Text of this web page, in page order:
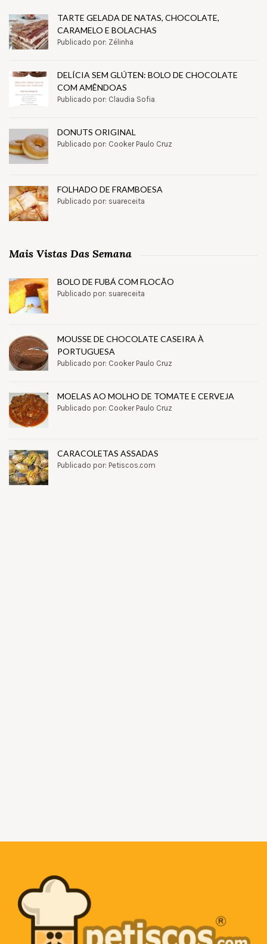
TARTE GELADA DE NATAS, CHOCOLATE,
CARAMELO E BOLACHAS
Publicado por: Zélinha
DELÍCIA SEM GLÚTEN: BOLO DE CHOCOLATE
COM AMÊNDOAS
Publicado por: Claudia Sofia
DONUTS ORIGINAL
Publicado por: Cooker Paulo Cruz
FOLHADO DE FRAMBOESA
Publicado por: suareceita
Mais Vistas Das Semana
BOLO DE FUBÁ COM FLOCÃO
Publicado por: suareceita
MOUSSE DE CHOCOLATE CASEIRA À
PORTUGUESA
Publicado por: Cooker Paulo Cruz
MOELAS AO MOLHO DE TOMATE E CERVEJA
Publicado por: Cooker Paulo Cruz
CARACOLETAS ASSADAS
Publicado por: Petiscos.com